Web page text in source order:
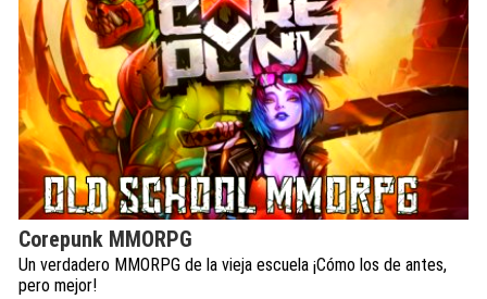
Corepunk MMORPG
Un verdadero MMORPG de la vieja escuela ¡Cómo los de antes,
pero mejor!